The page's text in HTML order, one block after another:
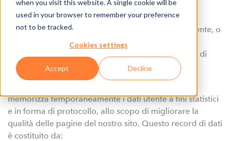
when you visit this website. A single cookie will be
used in your browser to remember your preference
not to be tracked.
Cookies settings
Accept Decline
Sul sito di Axess vengono raccolti unicamente i dati
personali dell’utente da questo forniti volontariamente, o
per i quali l’utente ha fornito il suo consenso al
rilevamento o se ciò è consentito dalle disposizioni di
legge in materia di protezione dei dati personali.
memorizza temporaneamente i dati utente a fini statistici
e in forma di protocollo, allo scopo di migliorare la
qualità delle pagine del nostro sito. Questo record di dati
è costituito da: